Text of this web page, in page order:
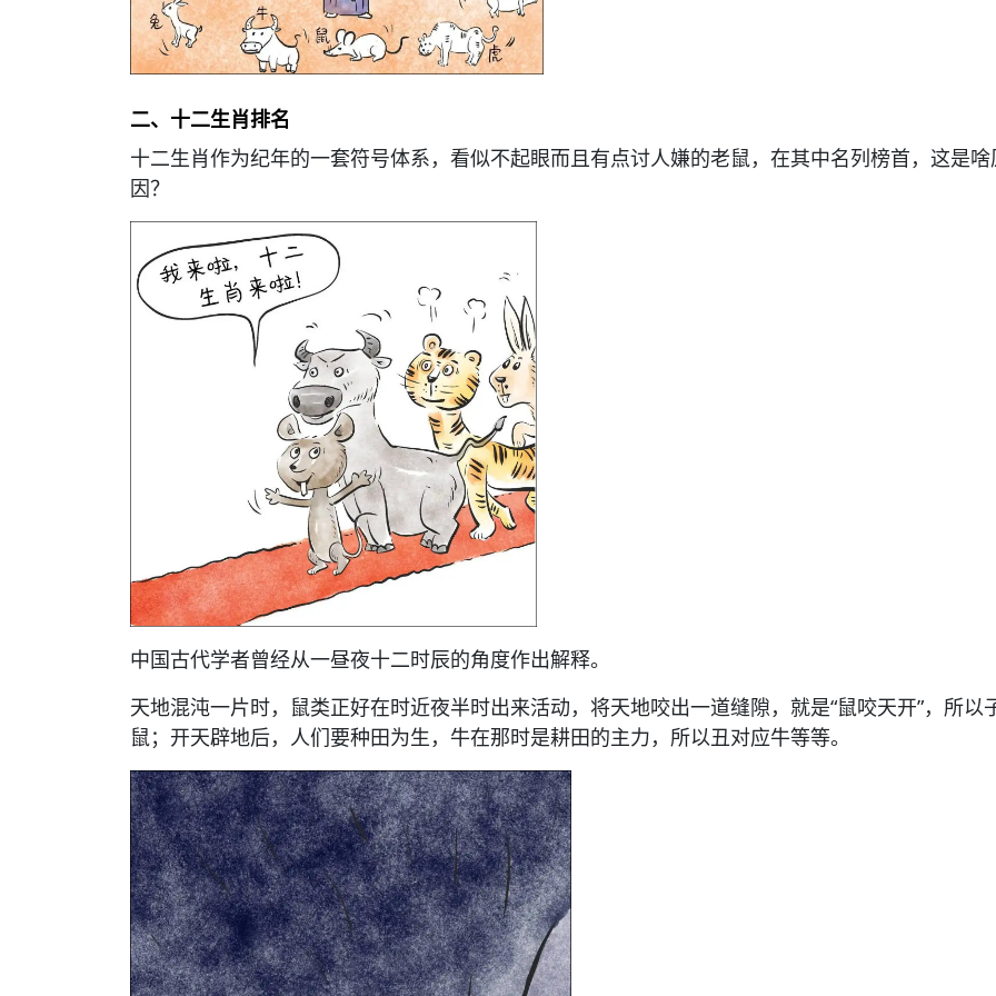
二、十二生肖排名
十二生肖作为纪年的一套符号体系，看似不起眼而且有点讨人嫌的老鼠，在其中名列榜首，这是啥
因？
中国古代学者曾经从一昼夜十二时辰的角度作出解释。
天地混沌一片时，鼠类正好在时近夜半时出来活动，将天地咬出一道缝隙，就是“鼠咬天开”，所以
鼠；开天辟地后，人们要种田为生，牛在那时是耕田的主力，所以丑对应牛等等。